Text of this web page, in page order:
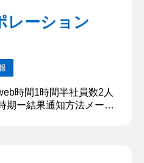
ボールをすること（自分
たことがないため、自分
レーション
時間1時間半社員数2人
期ー結果通知方法メール